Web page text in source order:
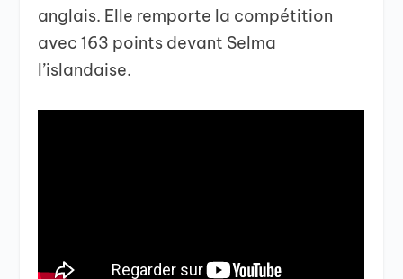
anglais. Elle remporte la compétition
avec 163 points devant Selma
l’islandaise.